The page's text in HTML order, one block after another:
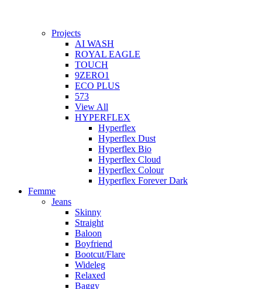
Projects
AI WASH
ROYAL EAGLE
TOUCH
9ZERO1
ECO PLUS
573
View All
HYPERFLEX
Hyperflex
Hyperflex Dust
Hyperflex Bio
Hyperflex Cloud
Hyperflex Colour
Hyperflex Forever Dark
Femme
Jeans
Skinny
Straight
Baloon
Boyfriend
Bootcut/Flare
Wideleg
Relaxed
Baggy